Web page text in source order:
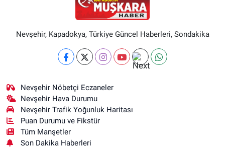
Nevşehir, Kapadokya, Türkiye Güncel Haberleri, Sondakika
Nevşehir Nöbetçi Eczaneler
Nevşehir Hava Durumu
Nevşehir Trafik Yoğunluk Haritası
Puan Durumu ve Fikstür
Tüm Manşetler
Son Dakika Haberleri